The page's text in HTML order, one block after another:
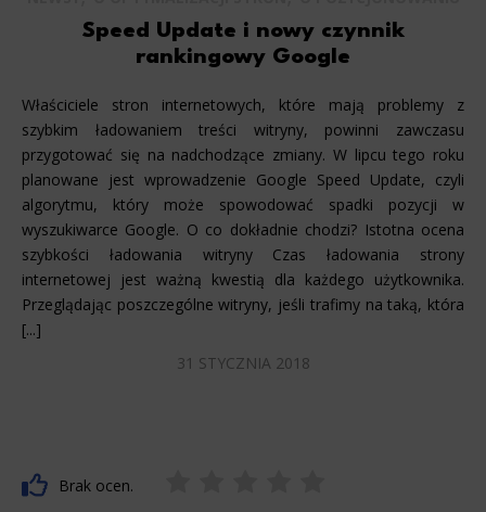
Speed Update i nowy czynnik
rankingowy Google
Właściciele stron internetowych, które mają problemy z
szybkim ładowaniem treści witryny, powinni zawczasu
przygotować się na nadchodzące zmiany. W lipcu tego roku
planowane jest wprowadzenie Google Speed Update, czyli
algorytmu, który może spowodować spadki pozycji w
wyszukiwarce Google. O co dokładnie chodzi? Istotna ocena
szybkości ładowania witryny Czas ładowania strony
internetowej jest ważną kwestią dla każdego użytkownika.
Przeglądając poszczególne witryny, jeśli trafimy na taką, która
[...]
31 STYCZNIA 2018
Brak ocen.